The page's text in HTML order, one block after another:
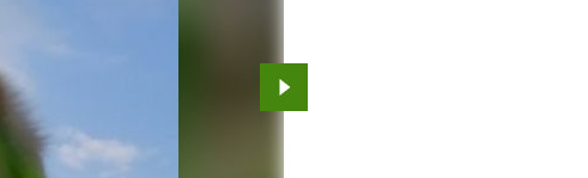
Przejdź do kolejnego zdjęcia.